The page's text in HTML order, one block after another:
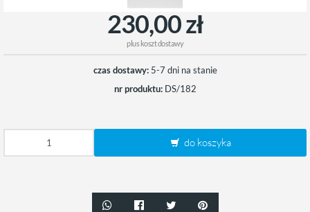
230,00 zł
pluskoszt dostawy
czas dostawy: 5-7 dni na stanie
nr produktu:DS/182
do koszyka